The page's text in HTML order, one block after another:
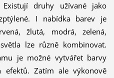
druhy užívané jako
I nabídka barev je
žlutá, modrá, zelená,
lze různě kombinovat.
je možné vytvářet barvy
efektů. Zatím ale výkonově